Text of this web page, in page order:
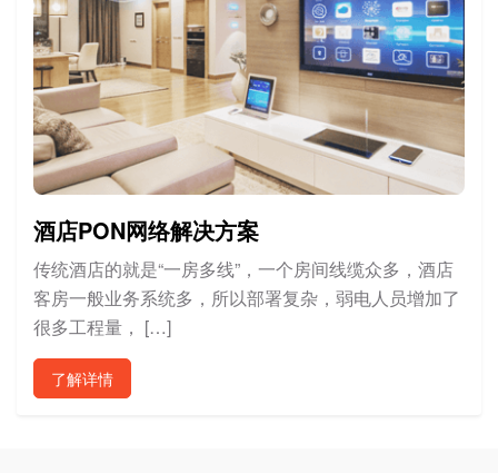
酒店PON网络解决方案
传统酒店的就是“一房多线”，一个房间线缆众多，酒店
客房一般业务系统多，所以部署复杂，弱电人员增加了
很多工程量， […]
了解详情